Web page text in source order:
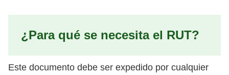
¿Para qué se necesita el RUT?
Este documento debe ser expedido por cualquier